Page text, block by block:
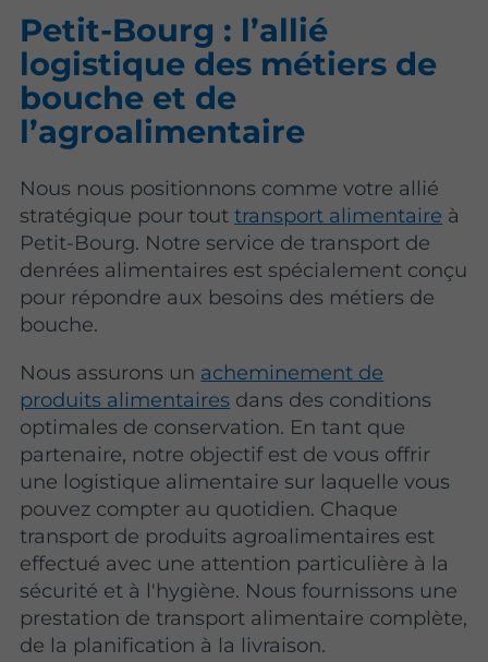
Petit-Bourg : l’allié
logistique des métiers de
bouche et de
l’agroalimentaire
Nous nous positionnons comme votre allié
stratégique pour touttransport alimentaire à
Petit-Bourg. Notre service de transport de
denrées alimentaires est spécialement conçu
pour répondre aux besoins des métiers de
bouche.
Nous assurons un acheminement de
produits alimentaires dans des conditions
optimales de conservation. En tant que
partenaire, notre objectif est de vous offrir
une logistique alimentaire sur laquelle vous
pouvez compter au quotidien. Chaque
transport de produits agroalimentaires est
effectué avec une attention particulière à la
sécurité et à l'hygiène. Nous fournissons une
prestation de transport alimentaire complète,
de la planification à la livraison.